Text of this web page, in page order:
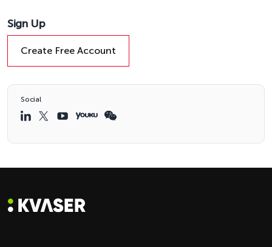
Sign Up
Create Free Account
Social